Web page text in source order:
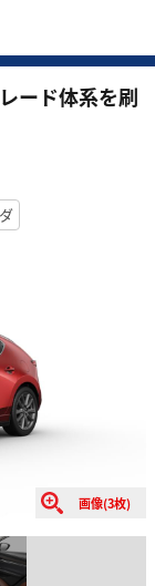
ード体系を刷
画像(3枚)